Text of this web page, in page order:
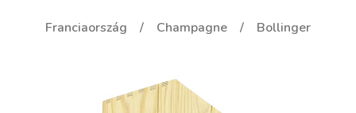
Franciaország Champagne Bollinger